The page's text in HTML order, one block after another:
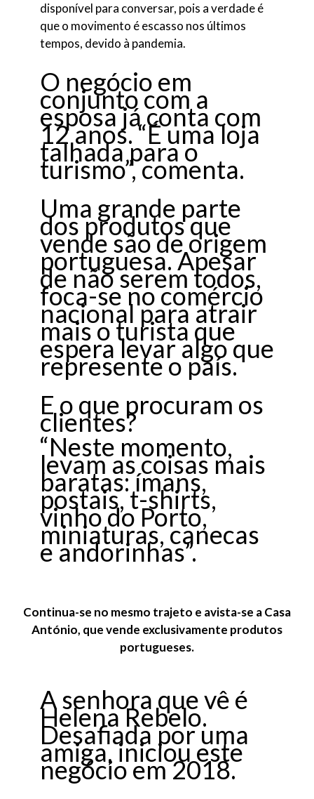
disponível para conversar, pois a verdade é
que o movimento é escasso nos últimos
tempos, devido à pandemia.
O negócio em
conjunto com a
esposa já conta com
12 anos. “É uma loja
talhada para o
turismo”, comenta.
Uma grande parte
dos produtos que
vende são de origem
portuguesa. Apesar
de não serem todos,
foca-se no comércio
nacional para atrair
mais o turista que
espera levar algo que
represente o país.
E o que procuram os
clientes?
“Neste momento,
levam as coisas mais
baratas: ímans,
postais, t-shirts,
vinho do Porto,
miniaturas, canecas
e andorinhas”.
Continua-se no mesmo trajeto e avista-se a Casa
António, que vende exclusivamente produtos
portugueses.
A senhora que vê é
Helena Rebelo.
Desafiada por uma
amiga, iniciou este
negócio em 2018.